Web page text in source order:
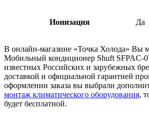
Ионизация Да
В онлайн-магазине «Точка Холода» Вы
Мобильный кондиционер Shuft SFPAC-
известных Российских и зарубежных
доставкой и официальной гарантией
оформлении заказа вы выбрали
монтаж климатического оборудования,
будет бесплатной.